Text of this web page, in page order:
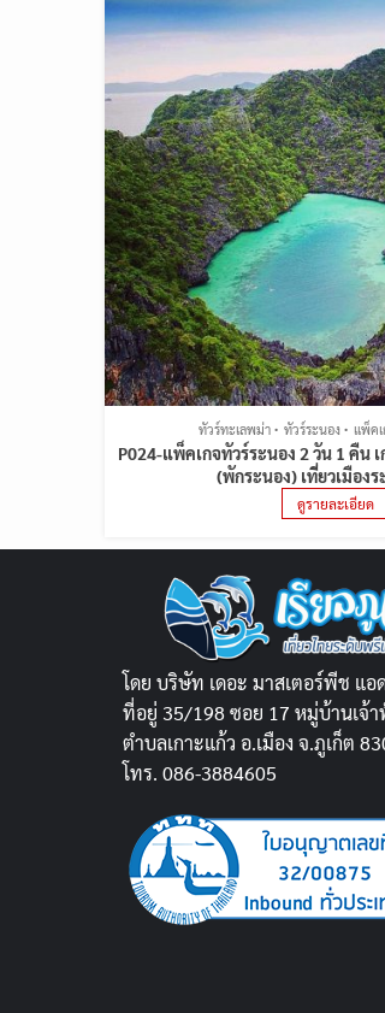
ทัวร์ทะเลพม่า ทัวร์ระนอง แพ็ค
P024-แพ็คเกจทัวร์ระนอง 2 วัน 1 คืน
(พักระนอง) เที่ยวเมืองร
ดูรายละเอียด
โดย บริษัท เดอะ มาสเตอร์พีช แอ
ที่อยู่ 35/198 ซอย 17 หมู่บ้านเจ้า
ตำบลเกาะแก้ว อ.เมือง จ.ภูเก็ต
โทร. 086-3884605